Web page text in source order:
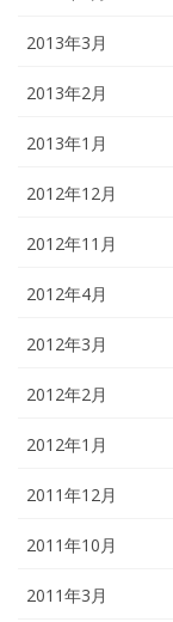
2013年3月
2013年2月
2013年1月
2012年12月
2012年11月
2012年4月
2012年3月
2012年2月
2012年1月
2011年12月
2011年10月
2011年3月